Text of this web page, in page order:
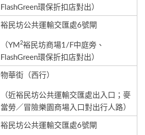
FlashGreen環保折扣店對出）
裕民坊公共運輸交匯處6號閘
（YM2裕民坊商場1/F中庭旁、
FlashGreen環保折扣店對出）
物華街（西行）
（近裕民坊公共運輸交匯處出入口；麥
當勞／冒險樂園商場入口對出行人路）
裕民坊公共運輸交匯處6號閘